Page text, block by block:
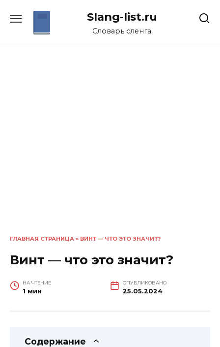
Slang-list.ru
Словарь сленга
ГЛАВНАЯ СТРАНИЦА » ВИНТ — ЧТО ЭТО ЗНАЧИТ?
Винт — что это значит?
НА ЧТЕНИЕ
1 мин
ОПУБЛИКОВАНО
25.05.2024
Содержание